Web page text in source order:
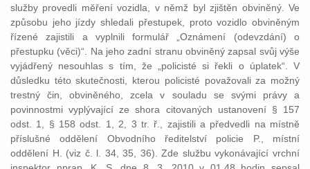
služby provedli měření vozidla, v němž byl zjištěn obviněný. Ve
způsobu jeho jízdy shledali přestupek, proto vozidlo obviněným
řízené zajistili a vyplnili formulář „Oznámení (odevzdání) o
přestupku (věci)“. Na jeho zadní stranu obviněný zapsal svůj výše
vyjádřený nesouhlas s tím, že „policisté si řekli o úplatek“. V
důsledku této skutečnosti, kterou policisté považovali za možný
trestný čin, obviněného, zcela v souladu se svými právy a
povinnostmi vyplývající ze shora citovaných ustanovení § 157
odst. 1, § 158 odst. 1, 2, 3 tr. ř., zajistili a předvedli na místně
příslušné oddělení Obvodního ředitelství policie P., místní
oddělení H. (viz č. l. 34, 35, 36). Zde službu vykonávající vrchní